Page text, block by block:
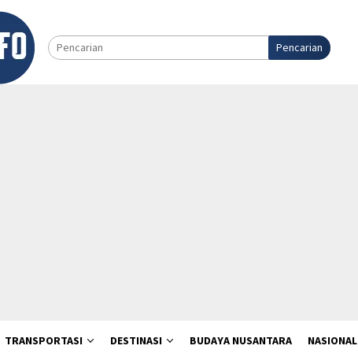
Pencarian
TRANSPORTASI DESTINASI BUDAYA NUSANTARA NASIONAL